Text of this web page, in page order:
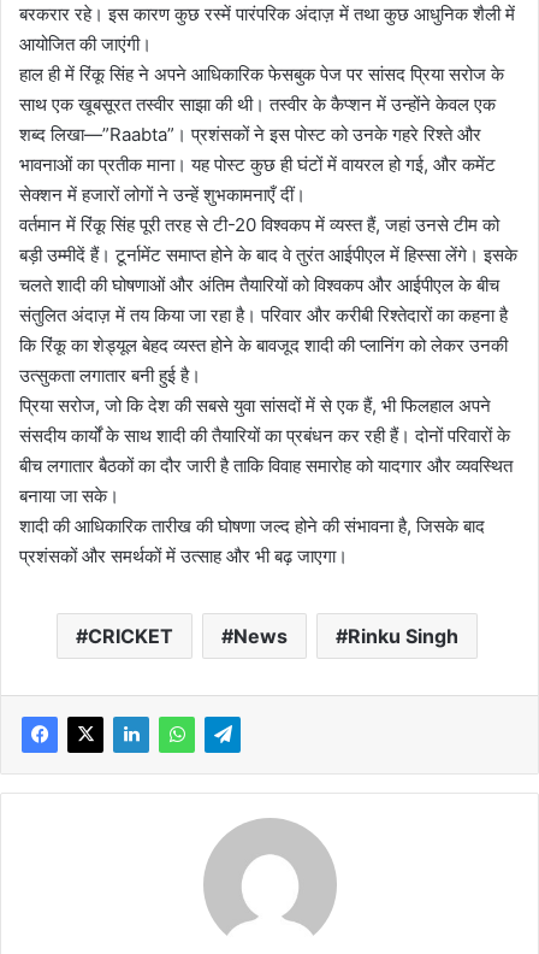
बरकरार रहे। इस कारण कुछ रस्में पारंपरिक अंदाज़ में तथा कुछ आधुनिक शैली में
आयोजित की जाएंगी।
हाल ही में रिंकू सिंह ने अपने आधिकारिक फेसबुक पेज पर सांसद प्रिया सरोज के
साथ एक खूबसूरत तस्वीर साझा की थी। तस्वीर के कैप्शन में उन्होंने केवल एक
शब्द लिखा—”Raabta”। प्रशंसकों ने इस पोस्ट को उनके गहरे रिश्ते और
भावनाओं का प्रतीक माना। यह पोस्ट कुछ ही घंटों में वायरल हो गई, और कमेंट
सेक्शन में हजारों लोगों ने उन्हें शुभकामनाएँ दीं।
वर्तमान में रिंकू सिंह पूरी तरह से टी-20 विश्वकप में व्यस्त हैं, जहां उनसे टीम को
बड़ी उम्मीदें हैं। टूर्नामेंट समाप्त होने के बाद वे तुरंत आईपीएल में हिस्सा लेंगे। इसके
चलते शादी की घोषणाओं और अंतिम तैयारियों को विश्वकप और आईपीएल के बीच
संतुलित अंदाज़ में तय किया जा रहा है। परिवार और करीबी रिश्तेदारों का कहना है
कि रिंकू का शेड्यूल बेहद व्यस्त होने के बावजूद शादी की प्लानिंग को लेकर उनकी
उत्सुकता लगातार बनी हुई है।
प्रिया सरोज, जो कि देश की सबसे युवा सांसदों में से एक हैं, भी फिलहाल अपने
संसदीय कार्यों के साथ शादी की तैयारियों का प्रबंधन कर रही हैं। दोनों परिवारों के
बीच लगातार बैठकों का दौर जारी है ताकि विवाह समारोह को यादगार और व्यवस्थित
बनाया जा सके।
शादी की आधिकारिक तारीख की घोषणा जल्द होने की संभावना है, जिसके बाद
प्रशंसकों और समर्थकों में उत्साह और भी बढ़ जाएगा।
CRICKET News Rinku Singh